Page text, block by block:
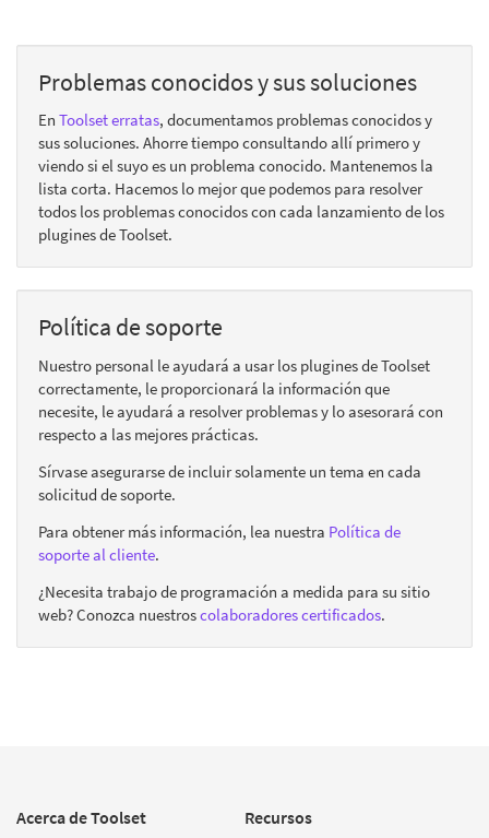
Problemas conocidos y sus soluciones
En Toolset erratas, documentamos problemas conocidos y
sus soluciones. Ahorre tiempo consultando allí primero y
viendo si el suyo es un problema conocido. Mantenemos la
lista corta. Hacemos lo mejor que podemos para resolver
todos los problemas conocidos con cada lanzamiento de los
plugines de Toolset.
Política de soporte
Nuestro personal le ayudará a usar los plugines de Toolset
correctamente, le proporcionará la información que
necesite, le ayudará a resolver problemas y lo asesorará con
respecto a las mejores prácticas.
Sírvase asegurarse de incluir solamente un tema en cada
solicitud de soporte.
Para obtener más información, lea nuestra Política de
soporte al cliente.
¿Necesita trabajo de programación a medida para su sitio
web? Conozca nuestroscolaboradores certificados.
Acerca de Toolset Recursos